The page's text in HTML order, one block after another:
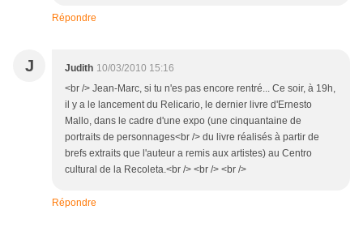
Répondre
J Judith 10/03/2010 15:16
<br /> Jean-Marc, si tu n'es pas encore rentré... Ce soir, à 19h,
il y a le lancement du Relicario, le dernier livre d'Ernesto
Mallo, dans le cadre d'une expo (une cinquantaine de
portraits de personnages<br /> du livre réalisés à partir de
brefs extraits que l'auteur a remis aux artistes) au Centro
cultural de la Recoleta.<br /> <br /> <br />
Répondre